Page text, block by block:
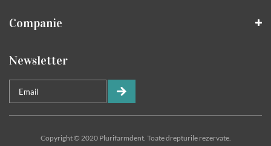
Companie
Newsletter
Copyright © 2020 Plurifarmdent. Toate drepturile rezervate.